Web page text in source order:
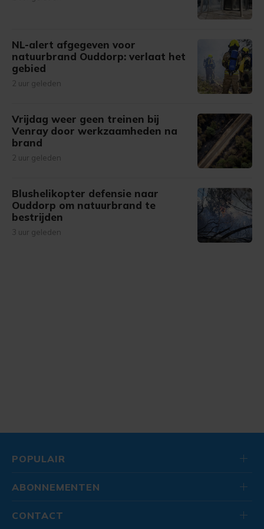
NL-alert afgegeven voor
natuurbrand Ouddorp: verlaat het
gebied
2 uur geleden
Vrijdag weer geen treinen bij
Venray door werkzaamheden na
brand
2 uur geleden
Blushelikopter defensie naar
Ouddorp om natuurbrand te
bestrijden
3 uur geleden
POPULAIR
ABONNEMENTEN
CONTACT